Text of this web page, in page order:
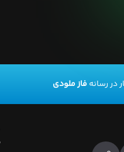
در رسانهفاز ملودی